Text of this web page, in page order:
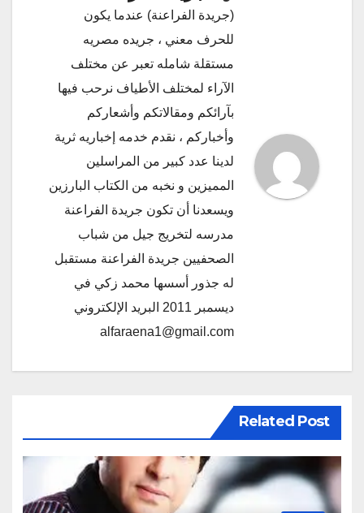
(جريدة الفراعنة) عندما يكون
للحرف معني ، جريده مصريه
مستقلة شامله تعبر عن مختلف
الآراء لمختلف الأطياف نرحب فيها
بآرائكم ومقالاتكم وأشعاركم
وأخباركم ، نقدم خدمه إخباريه ثرية
لدينا عدد كبير من المراسلين
المميزين و نخبه من الكتاب البارزين
ويسعدنا أن تكون جريدة الفراعنة
مدرسه لتخريج جيل من شباب
الصحفيين جريدة الفراعنة مستقبل
له جذور أسسها محمد زكي في
ديسمبر 2011 البريد الإلكتروني
alfaraena1@gmail.com
Related Post